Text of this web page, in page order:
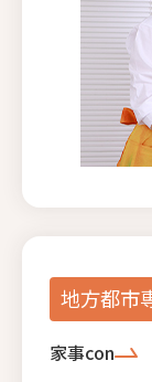
地方都市
家事con